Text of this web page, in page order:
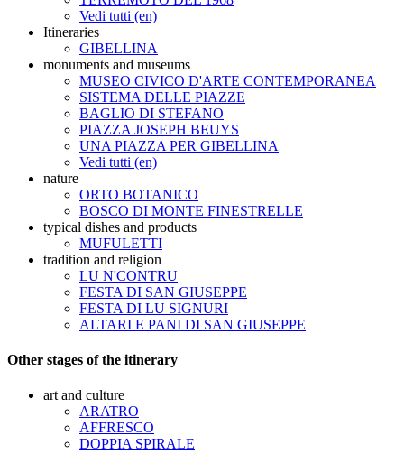
Vedi tutti (en)
Itineraries
GIBELLINA
monuments and museums
MUSEO CIVICO D'ARTE CONTEMPORANEA
SISTEMA DELLE PIAZZE
BAGLIO DI STEFANO
PIAZZA JOSEPH BEUYS
UNA PIAZZA PER GIBELLINA
Vedi tutti (en)
nature
ORTO BOTANICO
BOSCO DI MONTE FINESTRELLE
typical dishes and products
MUFULETTI
tradition and religion
LU N'CONTRU
FESTA DI SAN GIUSEPPE
FESTA DI LU SIGNURI
ALTARI E PANI DI SAN GIUSEPPE
Other stages of the itinerary
art and culture
ARATRO
AFFRESCO
DOPPIA SPIRALE